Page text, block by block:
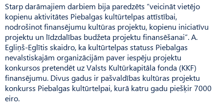
Starp darāmajiem darbiem bija paredzēts “veicināt vietējo
kopienu aktivitātes Piebalgas kultūrtelpas attīstībai,
nodrošinot finansējumu kultūras projektu, kopienu iniciatīvu
projektu un līdzdalības budžeta projektu finansēšanai”. A.
Egliņš-Eglītis skaidro, ka kultūrtelpas statuss Piebalgas
nevalstiskajām organizācijām paver iespēju projektu
konkursos pretendēt uz Valsts Kultūrkapitāla fonda (KKF)
finansējumu. Divus gadus ir paš­valdības kultūras projektu
konkurss Piebalgas kultūrtelpai, kurā katru gadu piešķir 7000
eiro.